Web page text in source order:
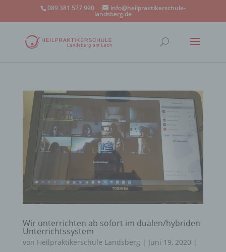
089 381 577 990 info@heilpraktikerschule-
landsberg.de
Wir unterrichten ab sofort im dualen/hybriden
Unterrichtssystem
von Heilpraktikerschule Landsberg | Juni 19, 2020 |